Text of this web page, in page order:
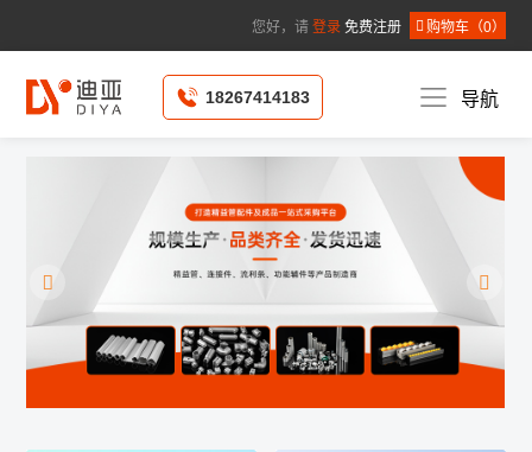
您好，请 登录 免费注册 购物车（0）
18267414183 导航